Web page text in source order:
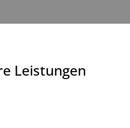
Leistungen